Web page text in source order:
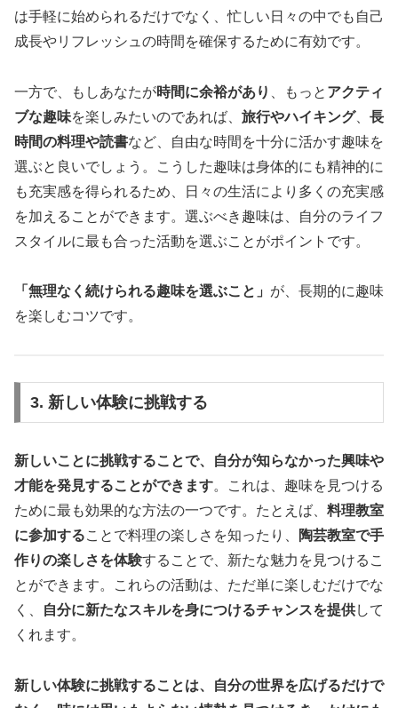
は手軽に始められるだけでなく、忙しい日々の中でも自己
成長やリフレッシュの時間を確保するために有効です。
一方で、もしあなたが時間に余裕があり 、もっと アクティ
ブな趣味を楽しみたいのであれば、 旅行やハイキング、 長
時間の料理や読書など、自由な時間を十分に活かす趣味を
選ぶと良いでしょう。こうした趣味は身体的にも精神的に
も充実感を得られるため、日々の生活により多くの充実感
を加えることができます。選ぶべき趣味は、自分のライフ
スタイルに最も合った活動を選ぶことがポイントです。
「無理なく続けられる趣味を選ぶこと」 が、長期的に趣味
を楽しむコツです。
3. 新しい体験に挑戦する
新しいことに挑戦することで、自分が知らなかった興味や
才能を発見することができます。これは、趣味を見つける
ために最も効果的な方法の一つです。たとえば、 料理教室
に参加することで料理の楽しさを知ったり、
陶芸教室で手
作りの楽しさを体験することで、新たな魅力を見つけるこ
とができます。これらの活動は、ただ単に楽しむだけでな
く、
自分に新たなスキルを身につけるチャンスを提供して
くれます。
新しい体験に挑戦することは、自分の世界を広げるだけで